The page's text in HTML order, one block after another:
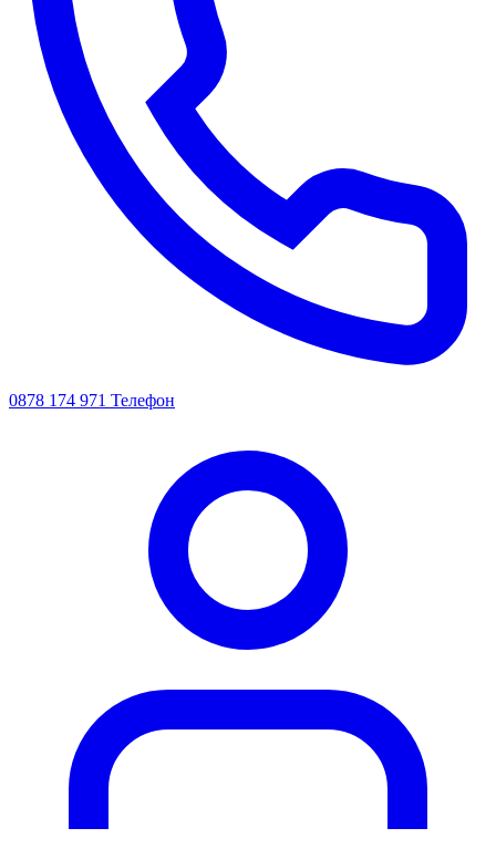
0878 174 971 Телефон